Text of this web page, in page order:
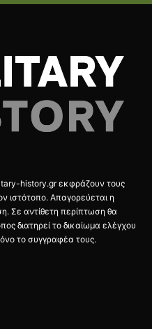
history.gr εκφράζουν τους
ιστότοπο. Απαγορεύεται η
Σε αντίθετη περίπτωση θα
διατηρεί το δικαίωμα ελέγχου
το συγγραφέα τους.